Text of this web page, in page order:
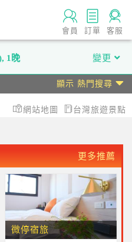
會員 訂單 客服
, 1晚 變更
顯示 熱門搜尋
網站地圖 台灣旅遊景點
更多推薦
微停宿旅